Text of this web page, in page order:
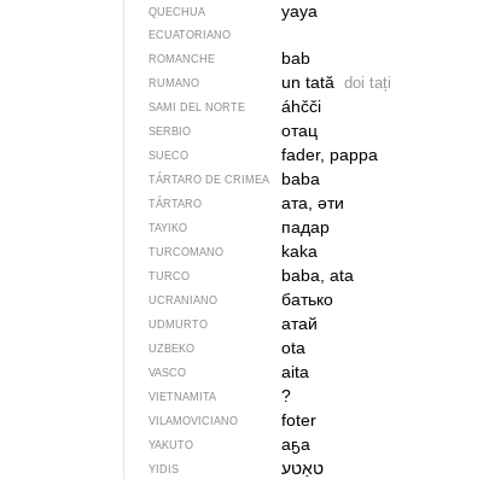
QUECHUA
ECUATORIANO
yaya
ROMANCHE bab
RUMANO un tată doi tați
SAMI DEL NORTE áhčči
SERBIO отац
SUECO fader, pappa
TÁRTARO DE CRIMEA baba
TÁRTARO ата, әти
TAYIKO падар
TURCOMANO kaka
TURCO baba, ata
UCRANIANO батько
UDMURTO атай
UZBEKO ota
VASCO aita
VIETNAMITA ?
VILAMOVICIANO foter
YAKUTO аҕа
YIDIS טאַטע‎